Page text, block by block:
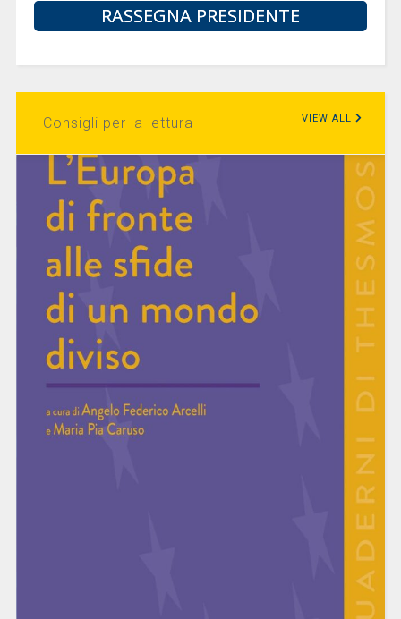
RASSEGNA PRESIDENTE
Consigli per la lettura VIEW ALL